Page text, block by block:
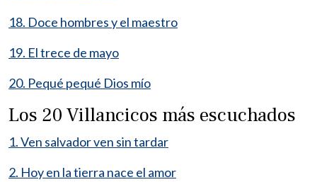
18. Doce hombres y el maestro
19. El trece de mayo
20. Pequé pequé Dios mío
Los 20 Villancicos más escuchados
1. Ven salvador ven sin tardar
2. Hoy en la tierra nace el amor